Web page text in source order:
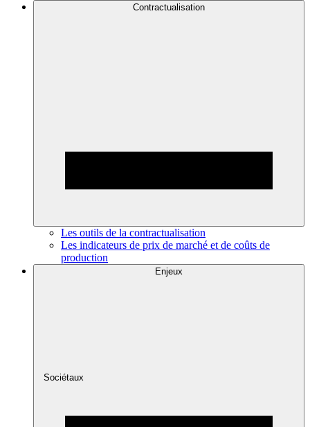
Contractualisation
Les outils de la contractualisation
Les indicateurs de prix de marché et de coûts de
production
Enjeux
Sociétaux